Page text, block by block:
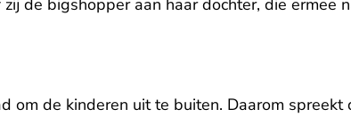
de bigshopper aan haar dochter, die ermee
om de kinderen uit te buiten. Daarom spreekt